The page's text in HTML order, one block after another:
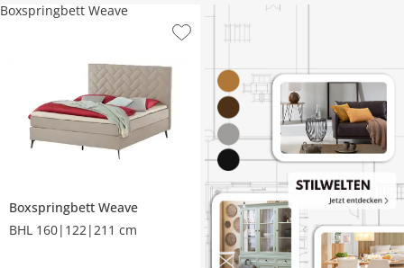
Boxspringbett Weave
BHL 160|122|211 cm
Boxspringbett Weave